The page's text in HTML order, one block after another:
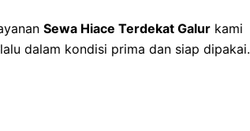
Sewa Hiace Terdekat Galur kami
dalam kondisi prima dan siap dipakai.